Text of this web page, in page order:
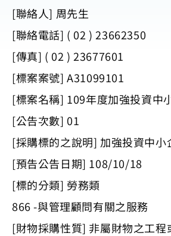
[聯絡人] 周先生
[聯絡電話] ( 02 ) 23662350
[傳真] ( 02 ) 23677601
[標案案號] A31099101
[標案名稱] 109年度加強投資中
[公告次數] 01
[採購標的之說明] 加強投資中小
[預告公告日期] 108/10/18
[標的分類] 勞務類
866 -與管理顧問有關之服務
[財物採購性質] 非屬財物之工程